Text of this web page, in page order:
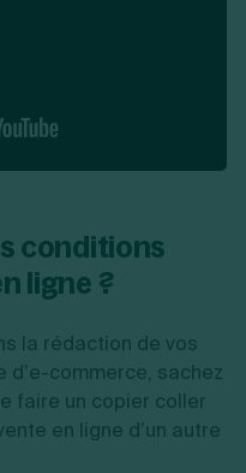
conditions
ligne ?
la rédaction de vos
commerce, sachez
faire un copier coller
en ligne d’un autre